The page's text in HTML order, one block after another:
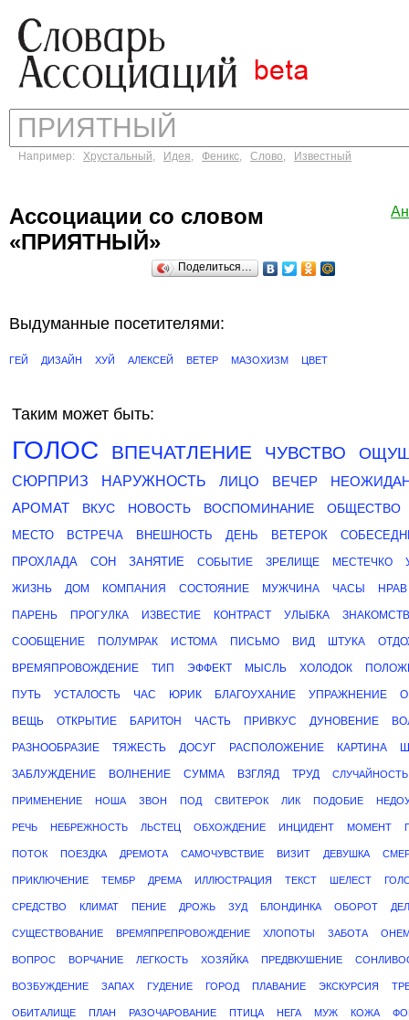
Например: Хрустальный, Идея, Феникс, Слово, Известный
Ассоциации со словом
«ПРИЯТНЫЙ»
Поделиться…
Выдуманные посетителями:
ГЕЙ ДИЗАЙН ХУЙ АЛЕКСЕЙ ВЕТЕР МАЗОХИЗМ ЦВЕТ
Таким может быть:
ГОЛОС ВПЕЧАТЛЕНИЕ ЧУВСТВО
СЮРПРИЗ НАРУЖНОСТЬ ЛИЦО ВЕЧЕР
АРОМАТ
ВКУС НОВОСТЬ ВОСПОМИНАНИЕ ОБЩЕСТВО
МЕСТО ВСТРЕЧА ВНЕШНОСТЬ ДЕНЬ ВЕТЕРОК
ПРОХЛАДА
СОН ЗАНЯТИЕ СОБЫТИЕ ЗРЕЛИЩЕ МЕСТЕЧКО
ЖИЗНЬ ДОМ КОМПАНИЯ СОСТОЯНИЕ МУЖЧИНА ЧАСЫ НРАВ
ПАРЕНЬ ПРОГУЛКА ИЗВЕСТИЕ КОНТРАСТ УЛЫБКА
СООБЩЕНИЕ ПОЛУМРАК ИСТОМА ПИСЬМО ВИД ШТУКА
ВРЕМЯПРОВОЖДЕНИЕ ТИП ЭФФЕКТ МЫСЛЬ ХОЛОДОК
ПУТЬ УСТАЛОСТЬ ЧАС ЮРИК БЛАГОУХАНИЕ УПРАЖНЕНИЕ
ВЕЩЬ ОТКРЫТИЕ БАРИТОН ЧАСТЬ ПРИВКУС ДУНОВЕНИЕ
РАЗНООБРАЗИЕ ТЯЖЕСТЬ ДОСУГ РАСПОЛОЖЕНИЕ КАРТИНА
ЗАБЛУЖДЕНИЕ ВОЛНЕНИЕ СУММА ВЗГЛЯД ТРУД СЛУЧАЙНОСТЬ
ПРИМЕНЕНИЕ НОША ЗВОН ПОД СВИТЕРОК ЛИК ПОДОБИЕ
РЕЧЬ НЕБРЕЖНОСТЬ ЛЬСТЕЦ ОБХОЖДЕНИЕ ИНЦИДЕНТ МОМЕНТ
ПОТОК ПОЕЗДКА ДРЕМОТА САМОЧУВСТВИЕ ВИЗИТ ДЕВУШКА
ПРИКЛЮЧЕНИЕ ТЕМБР ДРЕМА ИЛЛЮСТРАЦИЯ ТЕКСТ ШЕЛЕСТ
СРЕДСТВО КЛИМАТ ПЕНИЕ ДРОЖЬ ЗУД БЛОНДИНКА ОБОРОТ
СУЩЕСТВОВАНИЕ ВРЕМЯПРЕПРОВОЖДЕНИЕ ХЛОПОТЫ ЗАБОТА
ВОПРОС ВОРЧАНИЕ ЛЕГКОСТЬ ХОЗЯЙКА ПРЕДВКУШЕНИЕ
ВОЗБУЖДЕНИЕ ЗАПАХ ГУДЕНИЕ ГОРОД ПЛАВАНИЕ ЭКСКУРСИЯ
ОБИТАЛИЩЕ ПЛАН РАЗОЧАРОВАНИЕ ПТИЦА НЕГА МУЖ КОЖА